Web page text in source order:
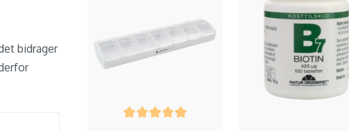
bidrager